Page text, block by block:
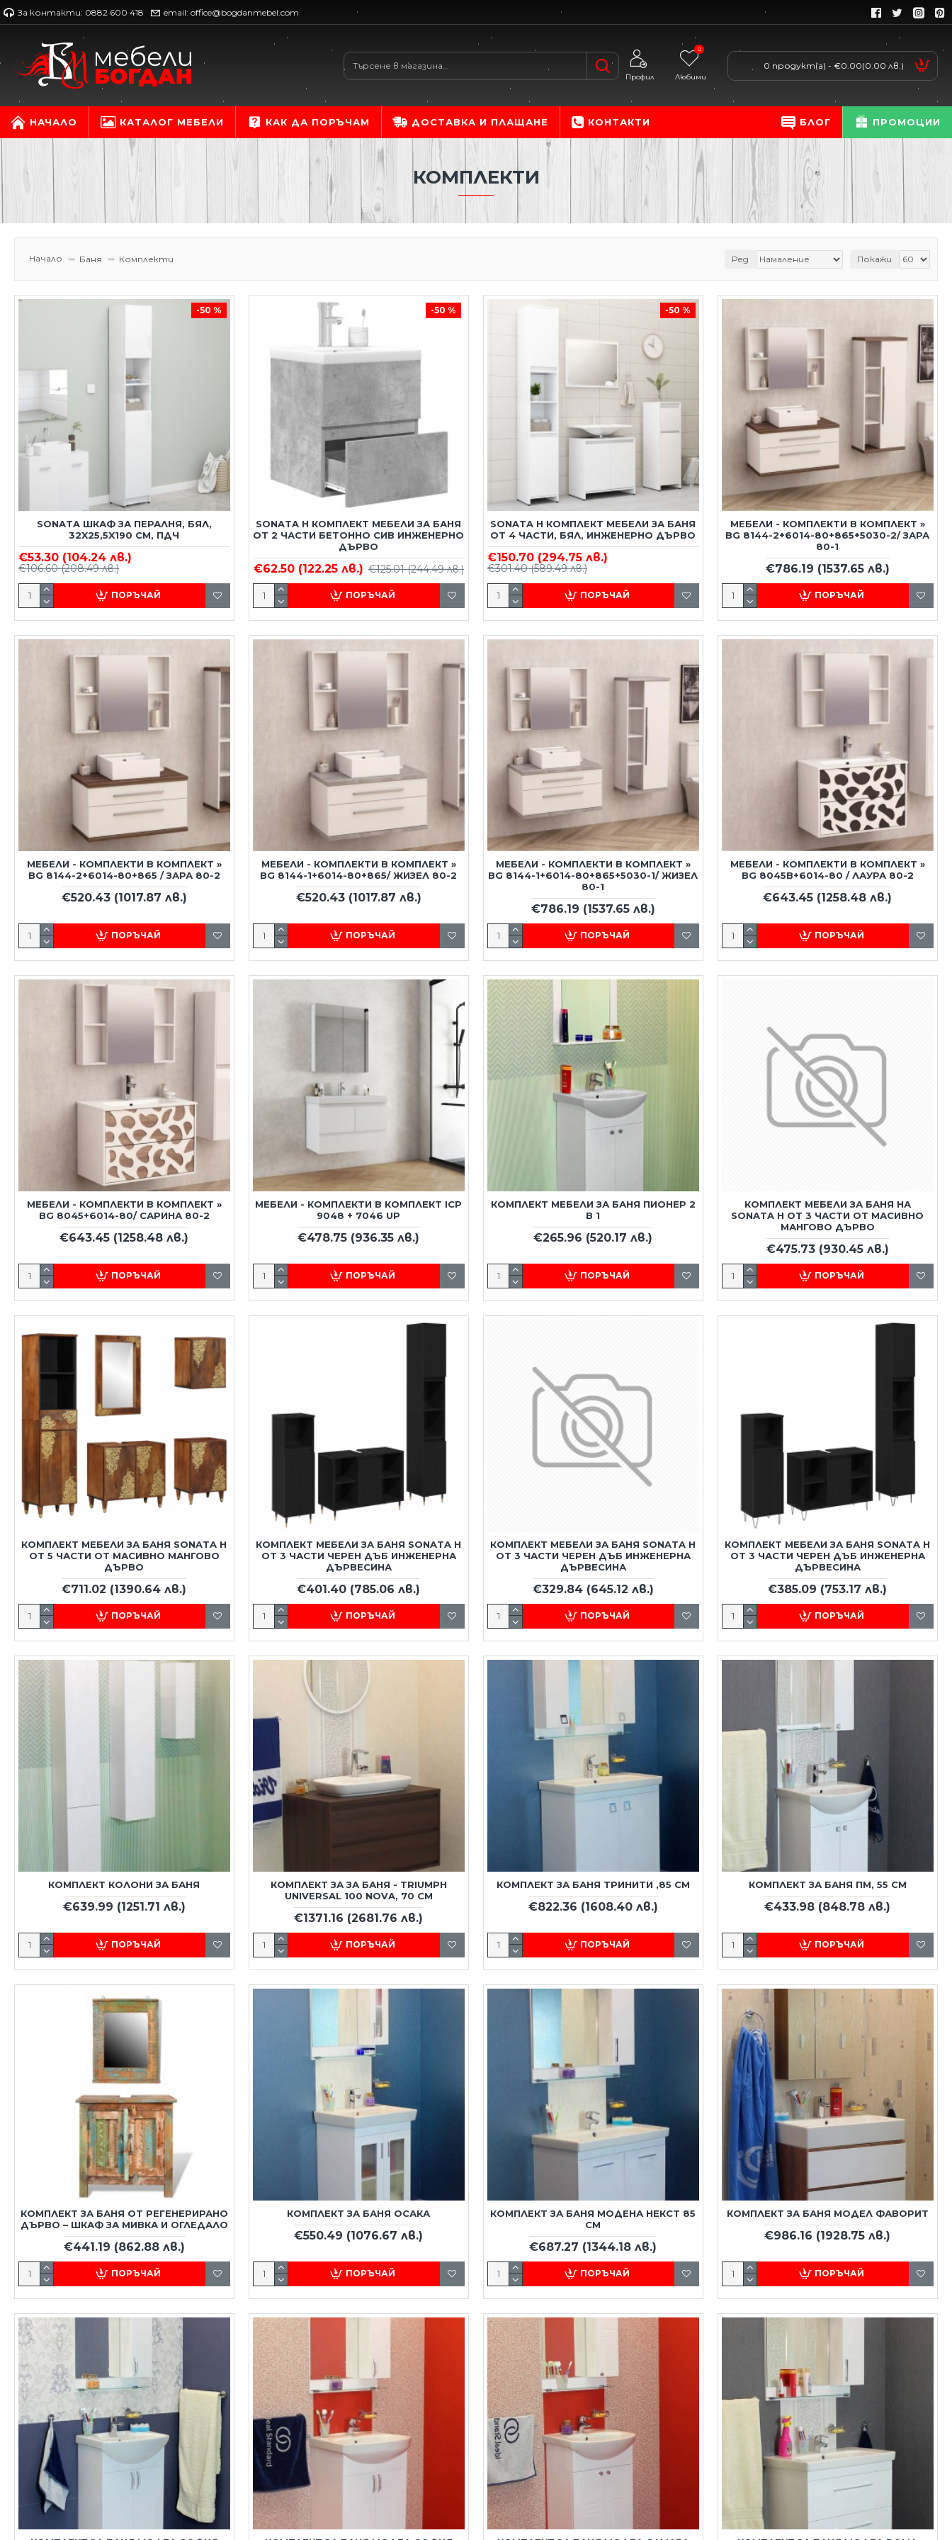
За контакти: 0882 600 418 email: office@bogdanmebel.com
Профил Любими
0
0 продукт(а) - €0.00(0.00 лв.)
НАЧАЛО КАТАЛОГ МЕБЕЛИ КАК ДА ПОРЪЧАМ ДОСТАВКА И ПЛАЩАНЕ КОНТАКТИ БЛОГ ПРОМОЦИИ
КОМПЛЕКТИ
Начало Баня Комплекти Ред Покажи
-50 %
SONATA ШКАФ ЗА ПЕРАЛНЯ, БЯЛ,
32X25,5X190 СМ, ПДЧ
€53.30 (104.24 лв.)
€106.60(208.49 лв.)
ПОРЪЧАЙ
-50 %
SONATA H КОМПЛЕКТ МЕБЕЛИ ЗА БАНЯ
ОТ 2 ЧАСТИ БЕТОННО СИВ ИНЖЕНЕРНО
ДЪРВО
€62.50 (122.25 лв.) €125.01(244.49 лв.)
ПОРЪЧАЙ
-50 %
SONATA H КОМПЛЕКТ МЕБЕЛИ ЗА БАНЯ
ОТ 4 ЧАСТИ, БЯЛ, ИНЖЕНЕРНО ДЪРВО
€150.70 (294.75 лв.)
€301.40(589.49 лв.)
ПОРЪЧАЙ
МЕБЕЛИ - КОМПЛЕКТИ В КОМПЛЕКТ »
BG 8144-2+6014-80+865+5030-2/ ЗАРА
80-1
€786.19 (1537.65 лв.)
ПОРЪЧАЙ
МЕБЕЛИ - КОМПЛЕКТИ В КОМПЛЕКТ »
BG 8144-2+6014-80+865 / ЗАРА 80-2
€520.43 (1017.87 лв.)
ПОРЪЧАЙ
МЕБЕЛИ - КОМПЛЕКТИ В КОМПЛЕКТ »
BG 8144-1+6014-80+865/ ЖИЗЕЛ 80-2
€520.43 (1017.87 лв.)
ПОРЪЧАЙ
МЕБЕЛИ - КОМПЛЕКТИ В КОМПЛЕКТ »
BG 8144-1+6014-80+865+5030-1/ ЖИЗЕЛ
80-1
€786.19 (1537.65 лв.)
ПОРЪЧАЙ
МЕБЕЛИ - КОМПЛЕКТИ В КОМПЛЕКТ »
BG 8045B+6014-80 / ЛАУРА 80-2
€643.45 (1258.48 лв.)
ПОРЪЧАЙ
МЕБЕЛИ - КОМПЛЕКТИ В КОМПЛЕКТ »
BG 8045+6014-80/ САРИНА 80-2
€643.45 (1258.48 лв.)
ПОРЪЧАЙ
МЕБЕЛИ - КОМПЛЕКТИ В КОМПЛЕКТ ICP
9048 + 7046 UP
€478.75 (936.35 лв.)
ПОРЪЧАЙ
КОМПЛЕКТ МЕБЕЛИ ЗА БАНЯ ПИОНЕР 2
В 1
€265.96 (520.17 лв.)
ПОРЪЧАЙ
КОМПЛЕКТ МЕБЕЛИ ЗА БАНЯ НА
SONATA H ОТ 3 ЧАСТИ ОТ МАСИВНО
МАНГОВО ДЪРВО
€475.73 (930.45 лв.)
ПОРЪЧАЙ
КОМПЛЕКТ МЕБЕЛИ ЗА БАНЯ SONATA H
ОТ 5 ЧАСТИ ОТ МАСИВНО МАНГОВО
ДЪРВО
€711.02 (1390.64 лв.)
ПОРЪЧАЙ
КОМПЛЕКТ МЕБЕЛИ ЗА БАНЯ SONATA H
ОТ 3 ЧАСТИ ЧЕРЕН ДЪБ ИНЖЕНЕРНА
ДЪРВЕСИНА
€401.40 (785.06 лв.)
ПОРЪЧАЙ
КОМПЛЕКТ МЕБЕЛИ ЗА БАНЯ SONATA H
ОТ 3 ЧАСТИ ЧЕРЕН ДЪБ ИНЖЕНЕРНА
ДЪРВЕСИНА
€329.84 (645.12 лв.)
ПОРЪЧАЙ
КОМПЛЕКТ МЕБЕЛИ ЗА БАНЯ SONATA H
ОТ 3 ЧАСТИ ЧЕРЕН ДЪБ ИНЖЕНЕРНА
ДЪРВЕСИНА
€385.09 (753.17 лв.)
ПОРЪЧАЙ
КОМПЛЕКТ КОЛОНИ ЗА БАНЯ
€639.99 (1251.71 лв.)
ПОРЪЧАЙ
КОМПЛЕКТ ЗА ЗА БАНЯ - TRIUMPH
UNIVERSAL 100 NOVA, 70 СМ
€1371.16 (2681.76 лв.)
ПОРЪЧАЙ
КОМПЛЕКТ ЗА БАНЯ ТРИНИТИ ,85 СМ
€822.36 (1608.40 лв.)
ПОРЪЧАЙ
КОМПЛЕКТ ЗА БАНЯ ПМ, 55 СМ
€433.98 (848.78 лв.)
ПОРЪЧАЙ
КОМПЛЕКТ ЗА БАНЯ ОТ РЕГЕНЕРИРАНО
ДЪРВО – ШКАФ ЗА МИВКА И ОГЛЕДАЛО
€441.19 (862.88 лв.)
ПОРЪЧАЙ
КОМПЛЕКТ ЗА БАНЯ ОСАКА
€550.49 (1076.67 лв.)
ПОРЪЧАЙ
КОМПЛЕКТ ЗА БАНЯ МОДЕНА НЕКСТ 85
СМ
€687.27 (1344.18 лв.)
ПОРЪЧАЙ
КОМПЛЕКТ ЗА БАНЯ МОДЕЛ ФАВОРИТ
€986.16 (1928.75 лв.)
ПОРЪЧАЙ